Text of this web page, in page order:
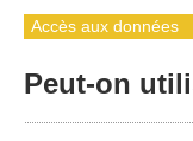
Accès aux données
Peut-on